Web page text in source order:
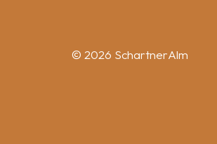
© 2026 SchartnerAlm